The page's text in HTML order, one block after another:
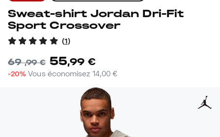
Sweat-shirt Jordan Dri-Fit
Sport Crossover
(1)
69,99 € 55,99 €
-20% Vous économisez 14,00 €